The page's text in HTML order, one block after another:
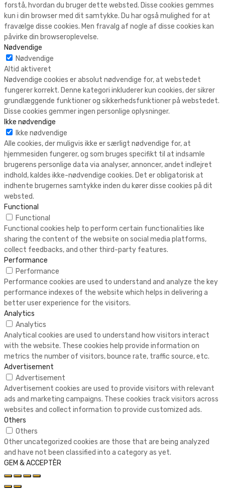
forstå, hvordan du bruger dette websted. Disse cookies gemmes
kun i din browser med dit samtykke. Du har også mulighed for at
fravælge disse cookies. Men fravalg af nogle af disse cookies kan
påvirke din browseroplevelse.
Nødvendige
Nødvendige
Altid aktiveret
Nødvendige cookies er absolut nødvendige for, at webstedet
fungerer korrekt. Denne kategori inkluderer kun cookies, der sikrer
grundlæggende funktioner og sikkerhedsfunktioner på webstedet.
Disse cookies gemmer ingen personlige oplysninger.
Ikke nødvendige
Ikke nødvendige
Alle cookies, der muligvis ikke er særligt nødvendige for, at
hjemmesiden fungerer, og som bruges specifikt til at indsamle
brugerens personlige data via analyser, annoncer, andet indlejret
indhold, kaldes ikke-nødvendige cookies. Det er obligatorisk at
indhente brugernes samtykke inden du kører disse cookies på dit
websted.
Functional
Functional
Functional cookies help to perform certain functionalities like
sharing the content of the website on social media platforms,
collect feedbacks, and other third-party features.
Performance
Performance
Performance cookies are used to understand and analyze the key
performance indexes of the website which helps in delivering a
better user experience for the visitors.
Analytics
Analytics
Analytical cookies are used to understand how visitors interact
with the website. These cookies help provide information on
metrics the number of visitors, bounce rate, traffic source, etc.
Advertisement
Advertisement
Advertisement cookies are used to provide visitors with relevant
ads and marketing campaigns. These cookies track visitors across
websites and collect information to provide customized ads.
Others
Others
Other uncategorized cookies are those that are being analyzed
and have not been classified into a category as yet.
GEM & ACCEPTÈR